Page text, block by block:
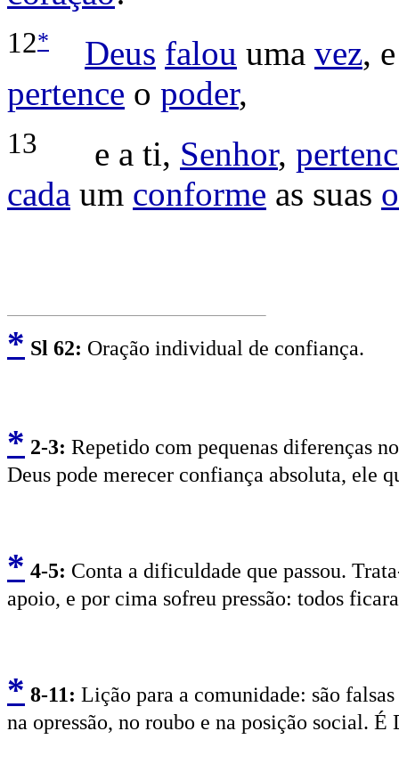
12* Deus falou uma vez,
pertence o poder,
13 e a ti, Senhor,
cada um conforme as suas
* Sl 62: Oração individual de confiança.
* 2-3: Repetido com pequenas diferenças
Deus pode merecer confiança absoluta, ele
* 4-5: Conta a dificuldade que passou.
apoio, e por cima sofreu pressão: todos
* 8-11: Lição para a comunidade: são
na opressão, no roubo e na posição social.